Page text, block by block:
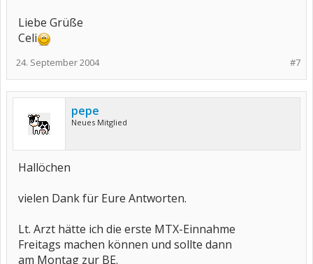
Liebe Grüße
Celi
#7
24. September 2004
pepe
Neues Mitglied
Hallöchen
vielen Dank für Eure Antworten.
Lt. Arzt hätte ich die erste MTX-Einnahme
Freitags machen können und sollte dann
am Montag zur BE.